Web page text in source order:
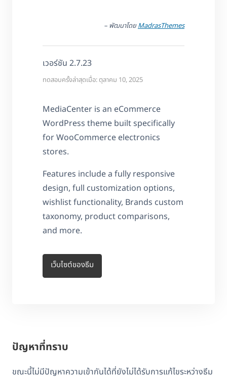
– พัฒนาโดยMadrasThemes
เวอร์ชัน 2.7.23
ทดสอบครั้งล่าสุดเมื่อ: ตุลาคม 10, 2025
MediaCenter is an eCommerce
WordPress theme built specifically
for WooCommerce electronics
stores.
Features include a fully responsive
design, full customization options,
wishlist functionality, Brands custom
taxonomy, product comparisons,
and more.
เว็บไซต์ของธีม
ปัญหาที่ทราบ
ขณะนี้ไม่มีปัญหาความเข้ากันได้ที่ยังไม่ได้รับการแก้ไขระหว่างธีม